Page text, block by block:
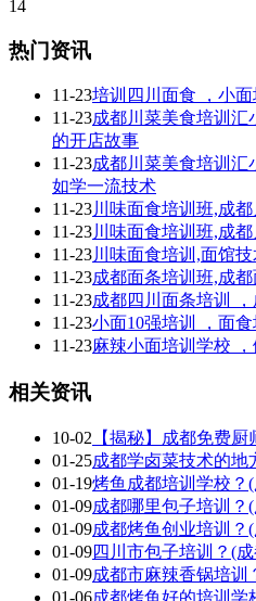
14
热门资讯
11-23培训四川面食 ，小
11-23成都川菜美食培训
的开店故事
11-23成都川菜美食培训汇
如学一流技术
11-23川味面食培训班,成
11-23川味面食培训班,成
11-23川味面食培训,面馆
11-23成都面条培训班,成
11-23成都四川面条培训
11-23小面10强培训 ，面
11-23麻辣小面培训学校 ，
相关资讯
10-02 【揭秘】成都免费
01-25成都学卤菜技术的地
01-19烤鱼成都培训学校？
01-09成都哪里包子培训？
01-09成都烤鱼创业培训？
01-09四川市包子培训？(
01-09成都市麻辣香锅培训
01-06成都烤鱼好的培训学